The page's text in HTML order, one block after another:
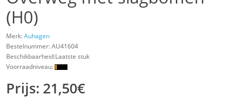
(H0)
Merk:Auhagen
Bestelnummer:AU41604
Beschikbaarheid:Laatste stuk
Voorraadniveau:
Prijs: 21,50€